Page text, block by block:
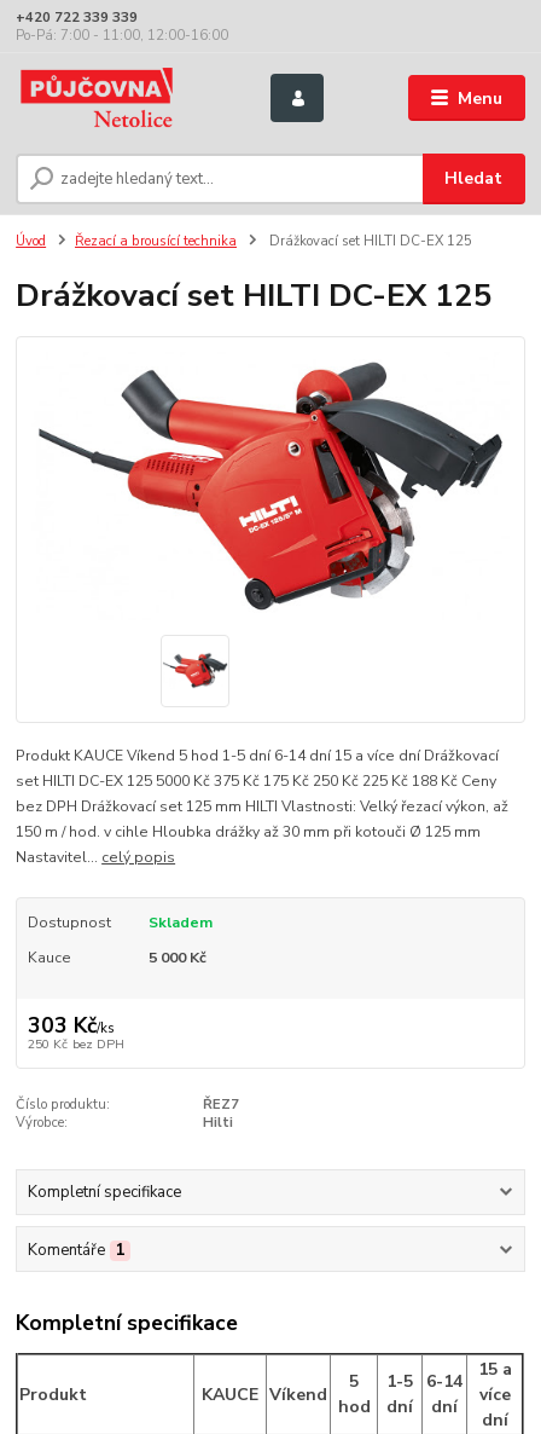
Menu
Hledat
+420 722 339 339
Po-Pá: 7:00 - 11:00, 12:00-16:00
Úvod Řezací a brousící technika Drážkovací set HILTI DC-EX 125
Drážkovací set HILTI DC-EX 125
Produkt KAUCE Víkend 5 hod 1-5 dní 6-14 dní 15 a více dní Drážkovací
set HILTI DC-EX 125 5000 Kč 375 Kč 175 Kč 250 Kč 225 Kč 188 Kč Ceny
bez DPH Drážkovací set 125 mm HILTI Vlastnosti: Velký řezací výkon, až
150 m / hod. v cihle Hloubka drážky až 30 mm při kotouči Ø 125 mm
Nastavitel... celý popis
Dostupnost
Skladem
Kauce
5 000 Kč
303 Kč/ks
250 Kč bez DPH
Číslo produktu:
ŘEZ7
Výrobce:
Hilti
Kompletní specifikace
Komentáře 1
Kompletní specifikace
Produkt KAUCE Víkend
5
hod
1-5
dní
6-14
dní
15 a
více
dní